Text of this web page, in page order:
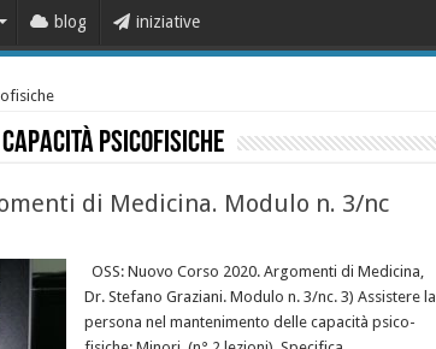
blog iniziative
capacità psicofisiche
di Medicina. Modulo n. 3/nc
OSS: Nuovo Corso 2020. Argomenti di Medicina,
Dr. Stefano Graziani. Modulo n. 3/nc. 3) Assistere la
persona nel mantenimento delle capacità psico-